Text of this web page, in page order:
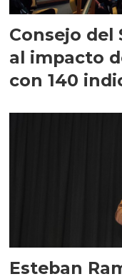
Consejo del
al impacto
con 140
Esteban